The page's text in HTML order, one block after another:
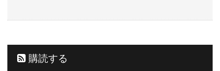
購読する